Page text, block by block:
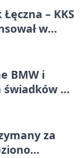
– KKS
w
BMW i
świadków w
za